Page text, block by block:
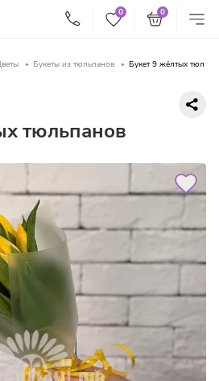
0 0
Букеты из тюльпанов Букет 9 жёлтых
тюльпанов